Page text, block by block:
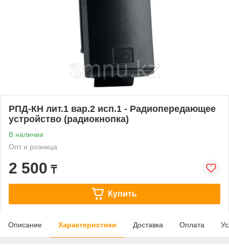
РПД-КН лит.1 вар.2 исп.1 - Радиопередающее
устройство (радиокнопка)
В наличии
Опт и розница
2 500 ₸
Купить
Описание Характеристики Доставка Оплата